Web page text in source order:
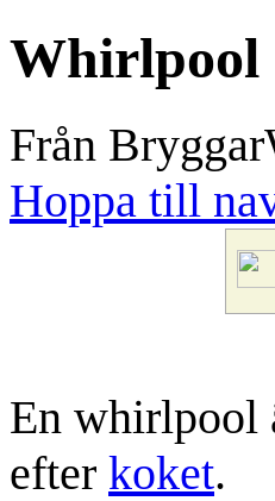
Whirlpool
Från
Hoppa till
En whirlpool
efter koket.